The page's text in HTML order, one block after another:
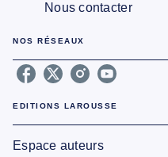
Nous contacter
NOS RÉSEAUX
EDITIONS LAROUSSE
Espace auteurs